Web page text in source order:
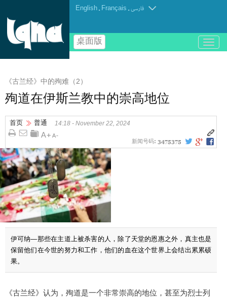
English . Français .فارسی
桌面版
باز
و
《古兰经》中的殉难（2）
殉道在伊斯兰教中的崇高地位
首页 普通 14:18 - November 22, 2024
新闻号码: 3475375
伊可纳—那些在主道上被杀害的人，除了天堂的恩惠之外，真主也是
保留他们在今世的努力和工作，他们的血在这个世界上会结出累累硕
果。
《古兰经》认为 ， 殉道是一个非常崇高的地位，甚至为烈士列